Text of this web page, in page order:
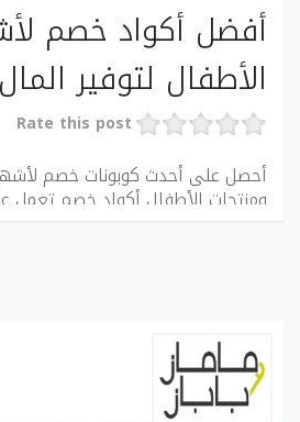
أفضل أكواد خصم
الأطفال لتوفير المال
Rate this post
أحصل على أحدث كوبونات خصم
ومنتجات الأطفال أكواد خصم تعمل
لتوفير نقوذك على كل الطلبيات.